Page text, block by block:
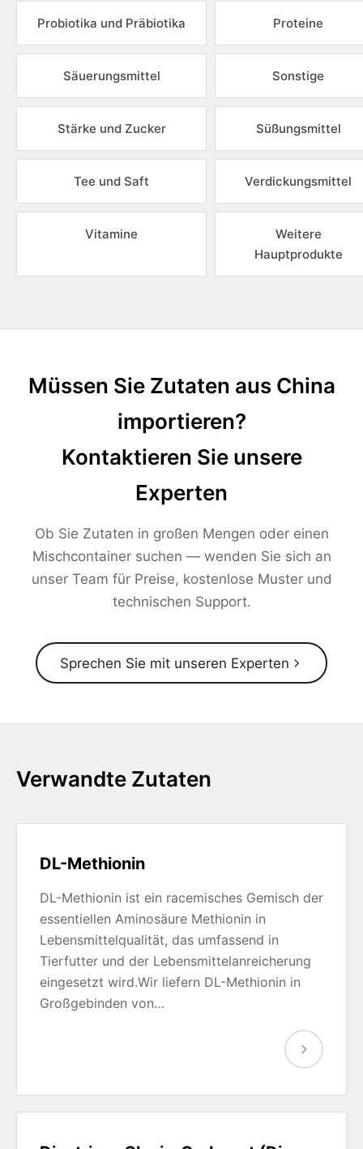
Probiotika und Präbiotika Proteine
Säuerungsmittel Sonstige
Stärke und Zucker Süßungsmittel
Tee und Saft Verdickungsmittel
Vitamine
Weitere
Hauptprodukte
Müssen Sie Zutaten aus China
importieren?
Kontaktieren Sie unsere
Experten
Ob Sie Zutaten in großen Mengen oder einen
Mischcontainer suchen — wenden Sie sich an
unser Team für Preise, kostenlose Muster und
technischen Support.
Sprechen Sie mit unseren Experten
Verwandte Zutaten
DL-Methionin
DL-Methionin ist ein racemisches Gemisch der
essentiellen Aminosäure Methionin in
Lebensmittelqualität, das umfassend in
Tierfutter und der Lebensmittelanreicherung
eingesetzt wird.Wir liefern DL-Methionin in
Großgebinden von…